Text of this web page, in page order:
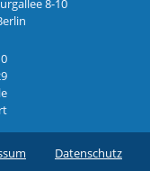
8-10
Datenschutz